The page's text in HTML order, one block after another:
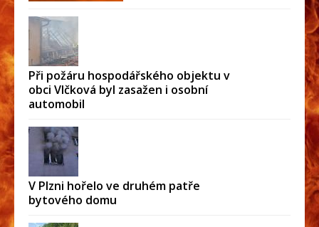
Při požáru hospodářského objektu v
obci Vlčková byl zasažen i osobní
automobil
V Plzni hořelo ve druhém patře
bytového domu